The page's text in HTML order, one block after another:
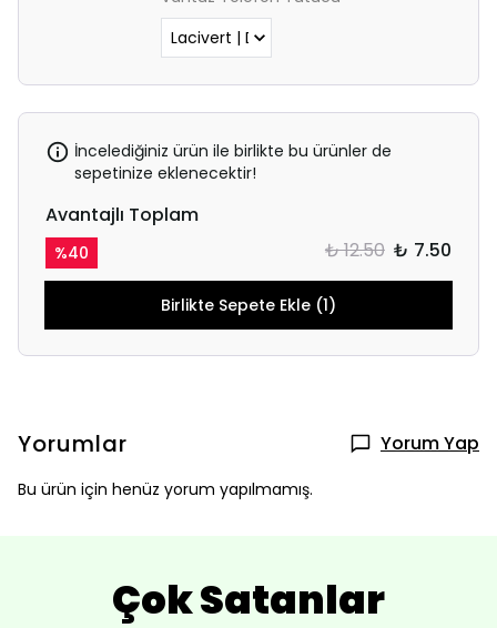
İncelediğiniz ürün ile birlikte bu ürünler de
sepetinize eklenecektir!
Avantajlı Toplam
%40 ₺ 12.50 ₺ 7.50
Birlikte Sepete Ekle (1)
Yorumlar Yorum Yap
Bu ürün için henüz yorum yapılmamış.
Çok Satanlar